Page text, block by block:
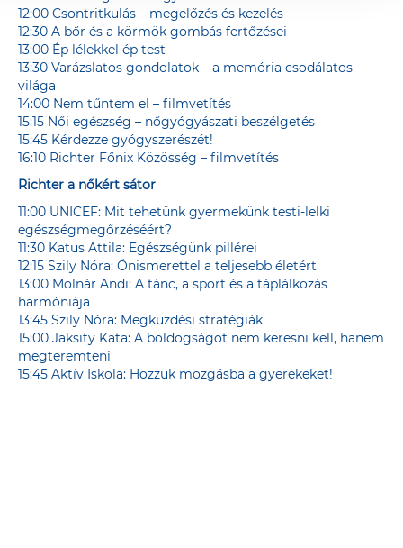
12:00 Csontritkulás – megelőzés és kezelés
12:30 A bőr és a körmök gombás fertőzései
13:00 Ép lélekkel ép test
13:30 Varázslatos gondolatok – a memória csodálatos
világa
14:00 Nem tűntem el – filmvetítés
15:15 Női egészség – nőgyógyászati beszélgetés
15:45 Kérdezze gyógyszerészét!
16:10 Richter Főnix Közösség – filmvetítés
Richter a nőkért sátor
11:00 UNICEF: Mit tehetünk gyermekünk testi-lelki
egészségmegőrzéséért?
11:30 Katus Attila: Egészségünk pillérei
12:15 Szily Nóra: Önismerettel a teljesebb életért
13:00 Molnár Andi: A tánc, a sport és a táplálkozás
harmóniája
13:45 Szily Nóra: Megküzdési stratégiák
15:00 Jaksity Kata: A boldogságot nem keresni kell, hanem
megteremteni
15:45 Aktív Iskola: Hozzuk mozgásba a gyerekeket!